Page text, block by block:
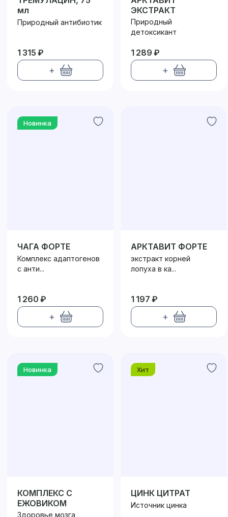
мл
Природный антибиотик
1 315 ₽
+
ЭКСТРАКТ
Природный
детоксикант
1 289 ₽
+
Новинка
ЧАГА ФОРТЕ
Комплекс адаптогенов
с анти...
1 260 ₽
+
АРКТАВИТ ФОРТЕ
экстракт корней
лопуха в ка...
1 197 ₽
+
Новинка
КОМПЛЕКС С
ЕЖОВИКОМ
Здоровье мозга
Хит
ЦИНК ЦИТРАТ
Источник цинка